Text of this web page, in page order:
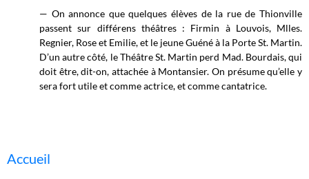
— On annonce que quelques élèves de la rue de Thionville
passent sur différens théâtres : Firmin à Louvois, Mlles.
Regnier, Rose et Emilie, et le jeune Guéné à la Porte St. Martin.
D’un autre côté, le Théâtre St. Martin perd Mad. Bourdais, qui
doit être, dit-on, attachée à Montansier. On présume qu’elle y
sera fort utile et comme actrice, et comme cantatrice.
Accueil